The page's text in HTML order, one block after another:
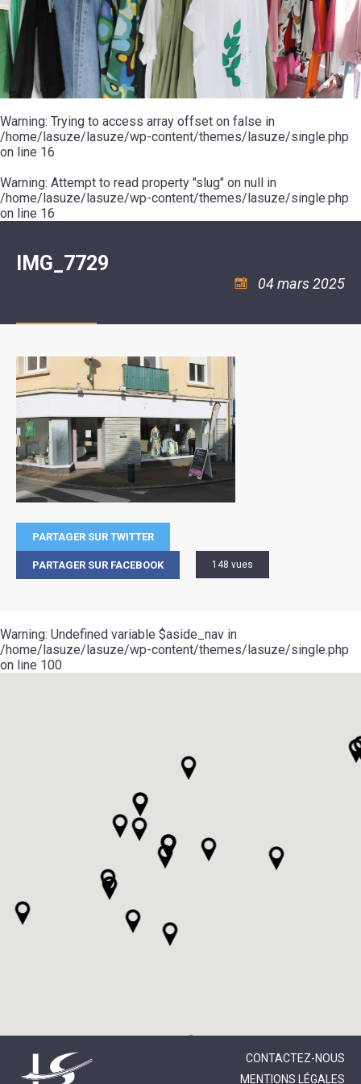
20ÈME
SIÈCLE
RÉUNIONS
DU
CONSEIL
MUNICIPAL
ARRÊTÉS
ET
DÉCISIONS
MAIRE
MOT
DE
LA
MINORITÉ
LES
ÉCOLES
/
LE
COLLÈGE
ESPACE
JEUNES
11
18
:
ASSOCIATION
COULÉE
DOUCE
ENVIRONNEMENT
L'EAU
ET
L'ASSAINISSEMENT
RÉSIDENCE
AUTONOMIE
LE
CCAS
LA
POLICE
SÉCURITÉ
/
RISQUES
MAJEURS
DE
MUSIQUE
L'ÉCOLE
COMMUNAUTAIRE
DE
DANSE
PISCINE
ASSOCIATIONS
VOIE
VERTE
VISITES
ET
DÉCOUVERTES
RANDONNÉES
LE
POUR
CAMPING-
CARS
TENTES
CARAVANES
LA
HALTE
FLUVIALE
LA
SUZE
Warning: Trying to access array offset on false in
/home/lasuze/lasuze/wp-content/themes/lasuze/single.php
on line 16
Warning: Attempt to read property "slug" on null in
/home/lasuze/lasuze/wp-content/themes/lasuze/single.php
on line 16
IMG_7729
04 mars 2025
PARTAGER SUR TWITTER
PARTAGER SUR FACEBOOK 148 vues
Warning: Undefined variable $aside_nav in
/home/lasuze/lasuze/wp-content/themes/lasuze/single.php
on line 100
CONTACTEZ-NOUS
MENTIONS LÉGALES